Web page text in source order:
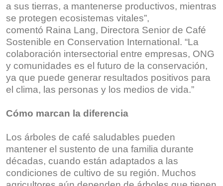
a sus tierras, a mantenerse productivos, mientras
se protegen ecosistemas vitales”,
comentó Raina Lang, Directora Senior de Café
Sostenible en Conservation International. “La
colaboración intersectorial entre empresas, ONG
y comunidades es el futuro de la conservación,
ya que puede generar resultados positivos para
el clima, las personas y los medios de vida.”
Cómo marcan la diferencia
Los árboles de café saludables pueden
mantener el sustento de una familia durante
décadas, cuando están adaptados a las
condiciones de cultivo de su región. Muchos